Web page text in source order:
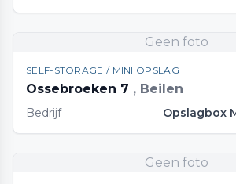
Geen foto
SELF-STORAGE / MINI OPSLAG
Ossebroeken 7 , Beilen
Bedrijf Opslagbox
Geen foto